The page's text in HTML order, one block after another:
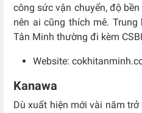
công sức vận chuyển, độ
nên ai cũng thích mê.
Tân Minh thường đi kèm
Website:
Kanawa
Dù xuất hiện mới vài năm